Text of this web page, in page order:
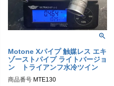
Motone Xパイプ 触媒レス エキ
ゾーストパイプ ライトバージョ
ン トライアンフ水冷ツイン
商品番号 MTE130